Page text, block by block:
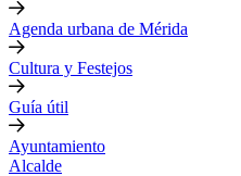
Agenda urbana de Mérida
Cultura y Festejos
Guía útil
Ayuntamiento
Alcalde